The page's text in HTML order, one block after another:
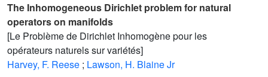
The Inhomogeneous Dirichlet problem for natural
operators on manifolds
[Le Problème de Dirichlet Inhomogène pour les
opérateurs naturels sur variétés]
Harvey, F. Reese ; Lawson, H. Blaine Jr